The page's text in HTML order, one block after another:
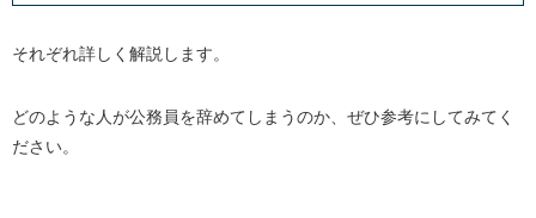
社会的信用度が低下する
周囲に反対される
それぞれ詳しく解説します。
どのような人が公務員を辞めてしまうのか、ぜひ参考にしてみてく
ださい。